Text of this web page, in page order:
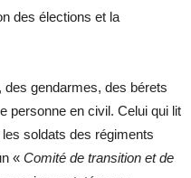
des élections et la
gendarmes, des bérets
personne en civil. Celui qui lit
soldats des régiments
« Comité de transition et de